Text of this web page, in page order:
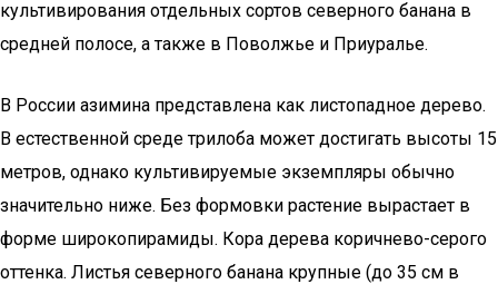
культивирования отдельных сортов северного банана в
средней полосе, а также в Поволжье и Приуралье.
В России азимина представлена как листопадное дерево.
В естественной среде трилоба может достигать высоты 15
метров, однако культивируемые экземпляры обычно
значительно ниже. Без формовки растение вырастает в
форме широкопирамиды. Кора дерева коричнево-серого
оттенка. Листья северного банана крупные (до 35 см в